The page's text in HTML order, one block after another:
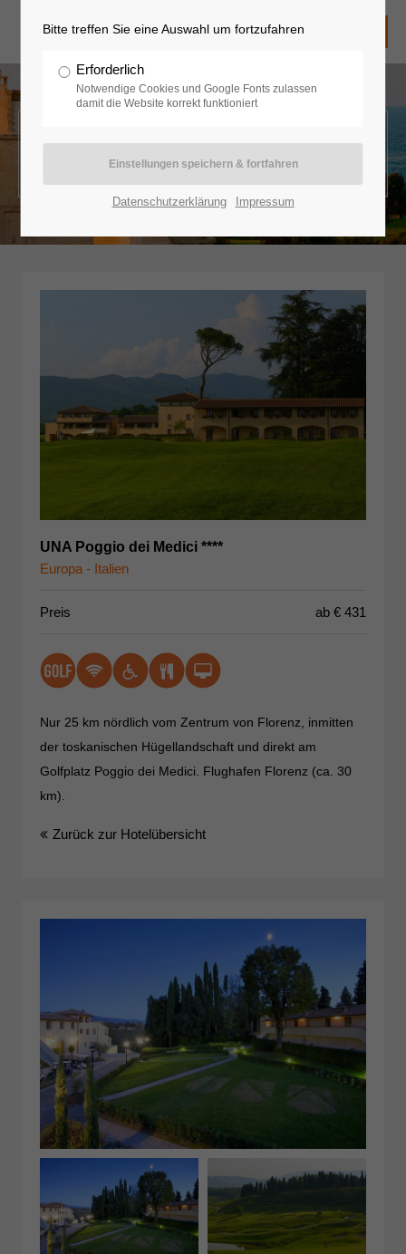
Europa - Italien
UNA Poggio dei Medici ****
Europa - Italien
Preis ab € 431
Nur 25 km nördlich vom Zentrum von Florenz, inmitten
der toskanischen Hügellandschaft und direkt am
Golfplatz Poggio dei Medici. Flughafen Florenz (ca. 30
km).
Zurück zur Hotelübersicht
Bitte treffen Sie eine Auswahl um fortzufahren
Erforderlich
Notwendige Cookies und Google Fonts zulassen
damit die Website korrekt funktioniert
Datenschutzerklärung Impressum